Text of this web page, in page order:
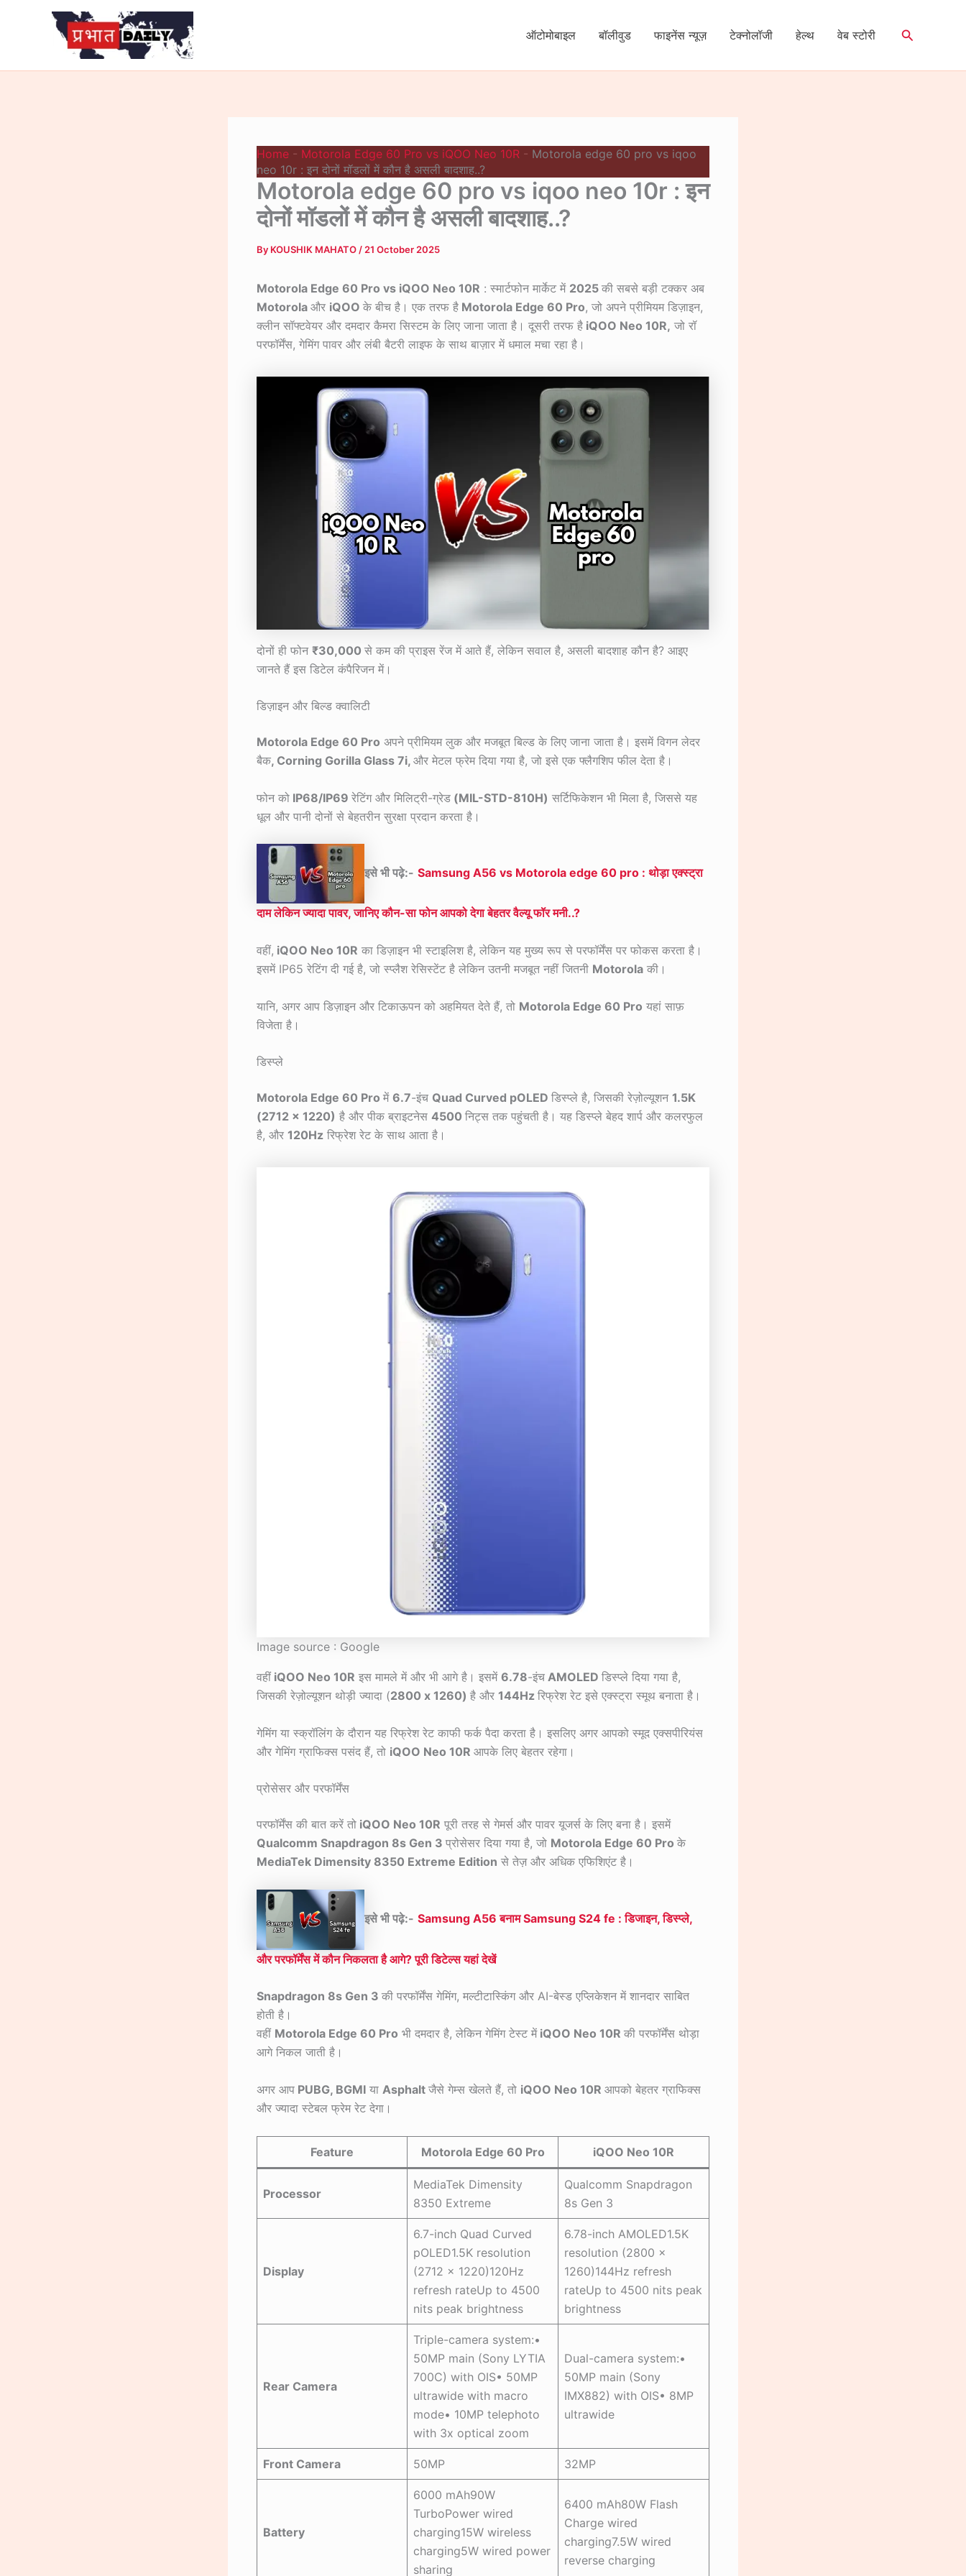
ऑटोमोबाइल बॉलीवुड फाइनेंस न्यूज़ टेक्नोलॉजी हेल्थ वेब स्टोरी Search
Home - Motorola Edge 60 Pro vs iQOO Neo 10R - Motorola edge 60 pro vs iqoo
neo 10r : इन दोनों मॉडलों में कौन है असली बादशाह..?
Motorola edge 60 pro vs iqoo neo 10r : इन
दोनों मॉडलों में कौन है असली बादशाह..?
By KOUSHIK MAHATO / 21 October 2025
Motorola Edge 60 Pro vs iQOO Neo 10R : स्मार्टफोन मार्केट में 2025 की सबसे बड़ी टक्कर अब
Motorola और iQOO के बीच है। एक तरफ है Motorola Edge 60 Pro, जो अपने प्रीमियम डिज़ाइन,
क्लीन सॉफ्टवेयर और दमदार कैमरा सिस्टम के लिए जाना जाता है। दूसरी तरफ है iQOO Neo 10R, जो रॉ
परफॉर्मेंस, गेमिंग पावर और लंबी बैटरी लाइफ के साथ बाज़ार में धमाल मचा रहा है।
दोनों ही फोन ₹30,000 से कम की प्राइस रेंज में आते हैं, लेकिन सवाल है, असली बादशाह कौन है? आइए
जानते हैं इस डिटेल कंपैरिजन में।
डिज़ाइन और बिल्ड क्वालिटी
Motorola Edge 60 Pro अपने प्रीमियम लुक और मजबूत बिल्ड के लिए जाना जाता है। इसमें विगन लेदर
बैक, Corning Gorilla Glass 7i, और मेटल फ्रेम दिया गया है, जो इसे एक फ्लैगशिप फील देता है।
फोन को IP68/IP69 रेटिंग और मिलिट्री-ग्रेड (MIL-STD-810H) सर्टिफिकेशन भी मिला है, जिससे यह
धूल और पानी दोनों से बेहतरीन सुरक्षा प्रदान करता है।
इसे भी पढ़े:- Samsung A56 vs Motorola edge 60 pro : थोड़ा एक्स्ट्रा
दाम लेकिन ज्यादा पावर, जानिए कौन-सा फोन आपको देगा बेहतर वैल्यू फॉर मनी..?
वहीं, iQOO Neo 10R का डिज़ाइन भी स्टाइलिश है, लेकिन यह मुख्य रूप से परफॉर्मेंस पर फोकस करता है।
इसमें IP65 रेटिंग दी गई है, जो स्प्लैश रेसिस्टेंट है लेकिन उतनी मजबूत नहीं जितनी Motorola की।
यानि, अगर आप डिज़ाइन और टिकाऊपन को अहमियत देते हैं, तो Motorola Edge 60 Pro यहां साफ़
विजेता है।
डिस्प्ले
Motorola Edge 60 Pro में 6.7-इंच Quad Curved pOLED डिस्प्ले है, जिसकी रेज़ोल्यूशन 1.5K
(2712 x 1220) है और पीक ब्राइटनेस 4500 निट्स तक पहुंचती है। यह डिस्प्ले बेहद शार्प और कलरफुल
है, और 120Hz रिफ्रेश रेट के साथ आता है।
Image source : Google
वहींiQOO Neo 10R इस मामले में और भी आगे है। इसमें 6.78-इंच AMOLED डिस्प्ले दिया गया है,
जिसकी रेज़ोल्यूशन थोड़ी ज्यादा (2800 x 1260) है और 144Hz रिफ्रेश रेट इसे एक्स्ट्रा स्मूथ बनाता है।
गेमिंग या स्क्रॉलिंग के दौरान यह रिफ्रेश रेट काफी फर्क पैदा करता है। इसलिए अगर आपको स्मूद एक्सपीरियंस
और गेमिंग ग्राफिक्स पसंद हैं, तो iQOO Neo 10R आपके लिए बेहतर रहेगा।
प्रोसेसर और परफॉर्मेंस
परफॉर्मेंस की बात करें तो iQOO Neo 10R पूरी तरह से गेमर्स और पावर यूजर्स के लिए बना है। इसमें
Qualcomm Snapdragon 8s Gen 3 प्रोसेसर दिया गया है, जो Motorola Edge 60 Pro के
MediaTek Dimensity 8350 Extreme Edition से तेज़ और अधिक एफिशिएंट है।
इसे भी पढ़े:- Samsung A56 बनाम Samsung S24 fe : डिजाइन, डिस्प्ले,
और परफॉर्मेंस में कौन निकलता है आगे? पूरी डिटेल्स यहां देखें
Snapdragon 8s Gen 3 की परफॉर्मेंस गेमिंग, मल्टीटास्किंग और AI-बेस्ड एप्लिकेशन में शानदार साबित
होती है।
वहीं Motorola Edge 60 Pro भी दमदार है, लेकिन गेमिंग टेस्ट मेंiQOO Neo 10R की परफॉर्मेंस थोड़ा
आगे निकल जाती है।
अगर आप PUBG, BGMI या Asphalt जैसे गेम्स खेलते हैं, तो iQOO Neo 10R आपको बेहतर ग्राफिक्स
और ज्यादा स्टेबल फ्रेम रेट देगा।
Feature Motorola Edge 60 Pro iQOO Neo 10R
Processor
MediaTek Dimensity
8350 Extreme
Qualcomm Snapdragon
8s Gen 3
Display
6.7-inch Quad Curved
pOLED1.5K resolution
(2712 × 1220)120Hz
refresh rateUp to 4500
nits peak brightness
6.78-inch AMOLED1.5K
resolution (2800 ×
1260)144Hz refresh
rateUp to 4500 nits peak
brightness
Rear Camera
Triple-camera system:•
50MP main (Sony LYTIA
700C) with OIS• 50MP
ultrawide with macro
mode• 10MP telephoto
with 3x optical zoom
Dual-camera system:•
50MP main (Sony
IMX882) with OIS• 8MP
ultrawide
Front Camera 50MP 32MP
Battery
6000 mAh90W
TurboPower wired
charging15W wireless
charging5W wired power
sharing
6400 mAh80W Flash
Charge wired
charging7.5W wired
reverse charging